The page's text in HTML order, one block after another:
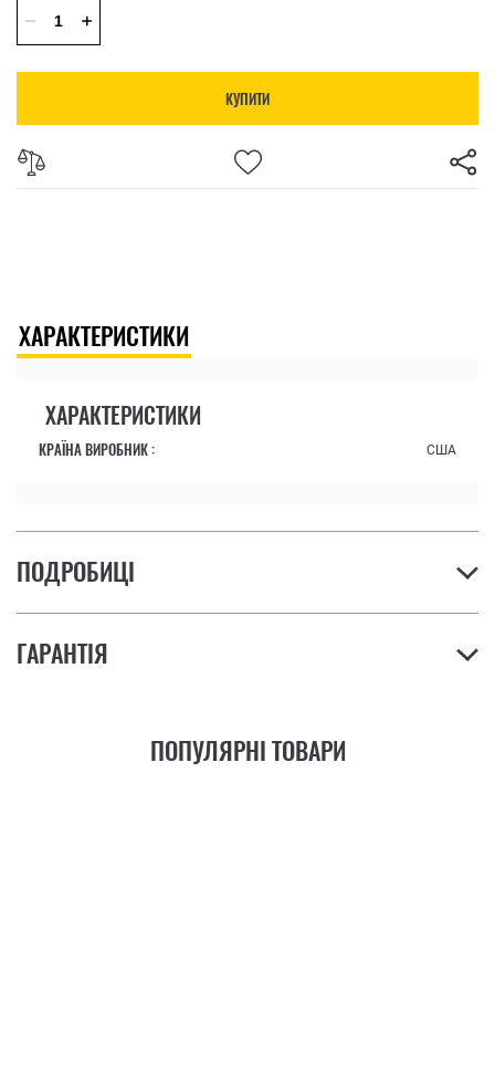
КУПИТИ
ХАРАКТЕРИСТИКИ
ХАРАКТЕРИСТИКИ
КРАЇНА ВИРОБНИК : США
ПОДРОБИЦІ
ГАРАНТІЯ
ПОПУЛЯРНІ ТОВАРИ